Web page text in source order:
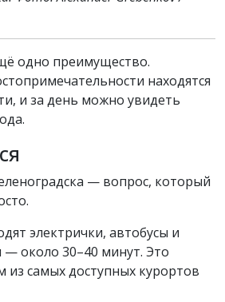
одно преимущество.
находятся
и за день можно увидеть
— вопрос, который
электрички, автобусы и
— около 30–40 минут. Это
из самых доступных курортов